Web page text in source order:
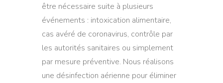
être nécessaire suite à plusieurs
événements : intoxication alimentaire,
cas avéré de coronavirus, contrôle par
les autorités sanitaires ou simplement
par mesure préventive. Nous réalisons
une désinfection aérienne pour éliminer